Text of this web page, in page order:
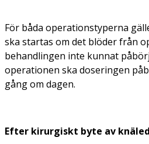
För båda operationstyperna
ska startas om det blöder från
behandlingen inte kunnat
operationen ska doseringen
gång om dagen.
Efter kirurgiskt byte av knäled